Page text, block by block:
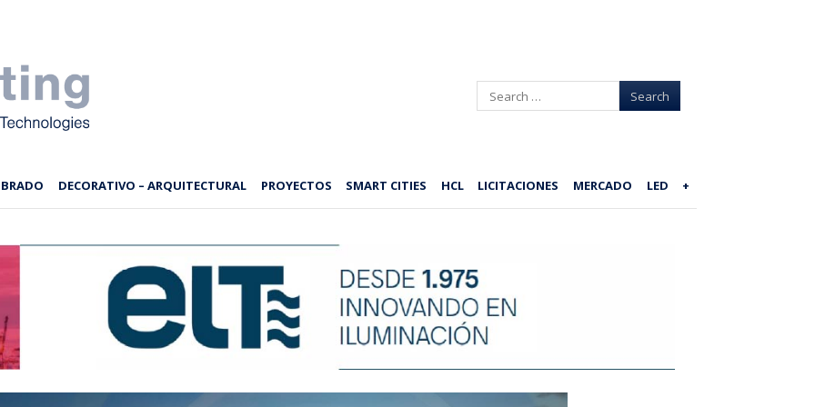
Search
DECORATIVO – ARQUITECTURAL PROYECTOS SMART CITIES HCL LICITACIONES MERCADO LED +